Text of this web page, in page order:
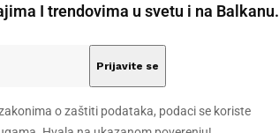
I trendovima u svetu i na Balkanu.
o zaštiti podataka, podaci se koriste